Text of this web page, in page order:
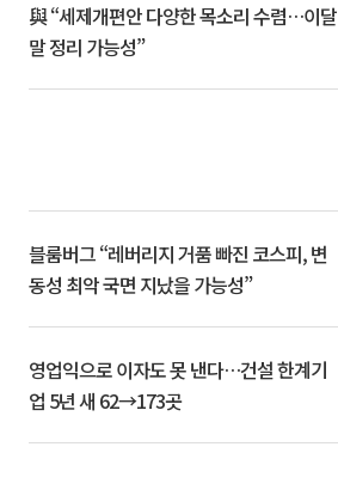
與 “세제개편안 다양한 목소리 수렴…이달
말 정리 가능성”
블룸버그 “레버리지 거품 빠진 코스피, 변
동성 최악 국면 지났을 가능성”
영업익으로 이자도 못 낸다…건설 한계기
업 5년 새 62→173곳